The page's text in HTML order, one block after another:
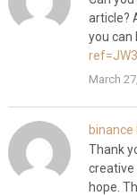
article?
you can
March
binance
Thank
creative
hope.